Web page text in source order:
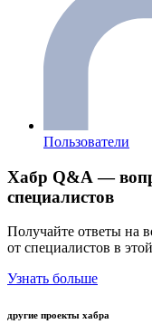
Пользователи
Хабр Q&A —
специалистов
Получайте ответы на
от специалистов в
Узнать больше
другие проекты хабра